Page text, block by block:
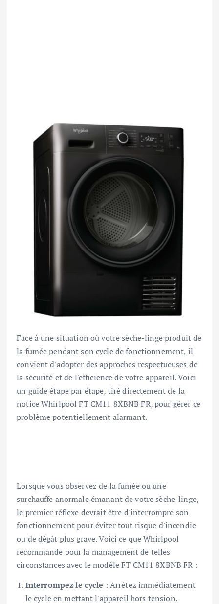
Face à une situation où votre sèche-linge produit de
la fumée pendant son cycle de fonctionnement, il
convient d'adopter des approches respectueuses de
la sécurité et de l'efficience de votre appareil. Voici
un guide étape par étape, tiré directement de la
notice Whirlpool FT CM11 8XBNB FR, pour gérer ce
problème potentiellement alarmant.
Lorsque vous observez de la fumée ou une
surchauffe anormale émanant de votre sèche-linge,
le premier réflexe devrait être d'interrompre son
fonctionnement pour éviter tout risque d'incendie
ou de dégât plus grave. Voici ce que Whirlpool
recommande pour la management de telles
circonstances avec le modèle FT CM11 8XBNB FR :
Interrompez le cycle : Arrêtez immédiatement
le cycle en mettant l'appareil hors tension.